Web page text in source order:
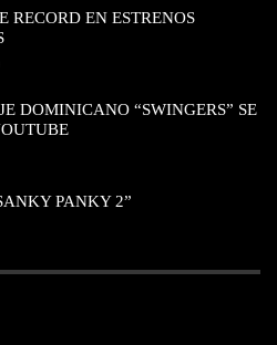
RECORD EN ESTRENOS
DOMINICANO “SWINGERS” SE
PANKY 2”